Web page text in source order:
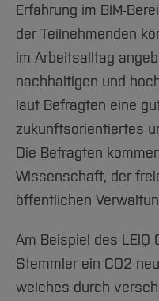
Erfahrung im BIM-
der Teilnehmenden
im Arbeitsalltag
nachhaltigen und
laut Befragten eine
zukunftsorientiertes
Die Befragten
Wissenschaft, der
öffentlichen
Am Beispiel des
Stemmler ein CO2-
welches durch